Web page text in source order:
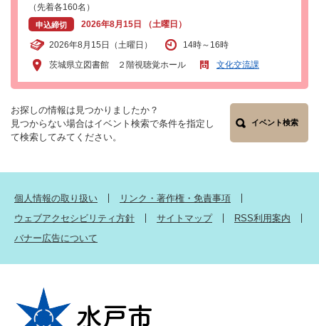
（先着各160名）
申込締切 2026年8月15日 （土曜日）
2026年8月15日（土曜日）
14時～16時
茨城県立図書館 ２階視聴覚ホール
文化交流課
お探しの情報は見つかりましたか？
見つからない場合はイベント検索で条件を指定し
て検索してみてください。
イベント検索
個人情報の取り扱い
リンク・著作権・免責事項
ウェブアクセシビリティ方針
サイトマップ
RSS利用案内
バナー広告について